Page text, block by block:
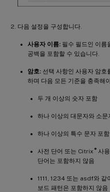
다음 설정을 구성합니다.
사용자 이름: 필수 필드인 이름
공백을 포함할 수 있습니다.
암호: 선택 사항인 사용자 암호
하며 다음 모든 기준을 충족해
두 개 이상의 숫자 포함
하나 이상의 대문자와 소문
하나 이상의 특수 문자 포함
사전 단어 또는 Citrix ®사용
단어는 포함하지 않음
1111, 1234 또는 asdf와 같
보드 패턴은 포함하지 않음